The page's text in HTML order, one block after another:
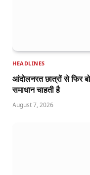
HEADLINES
आंदोलनरत छात्रों से फिर
समाधान चाहती है
August 7, 2026